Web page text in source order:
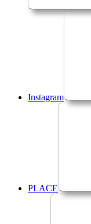
Instagram
PLACE